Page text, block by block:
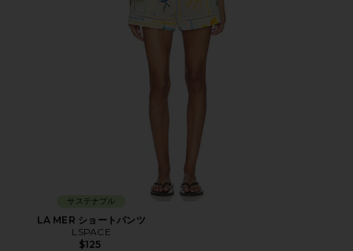
サステナブル
LA MER ショートパンツ
LSPACE
$125